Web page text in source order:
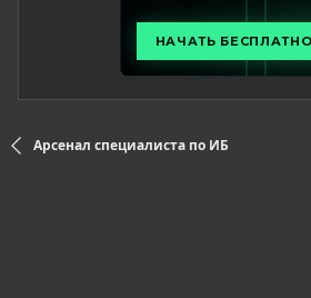
Арсенал специалиста по ИБ